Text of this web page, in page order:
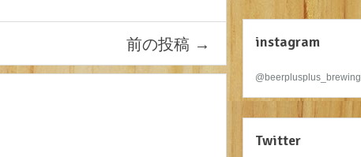
前の投稿 → instagram
@beerplusplus_brewing
Twitter